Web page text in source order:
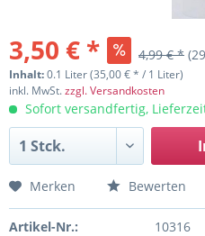
3,50 € * 4,99 € *
Inhalt:0.1 Liter (35,00 € * / 1 Liter)
inkl. MwSt.zzgl. Versandkosten
Sofort versandfertig,
Merken Bewerten
Artikel-Nr.: 10316